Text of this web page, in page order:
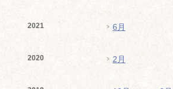
2021 6月
2020 2月